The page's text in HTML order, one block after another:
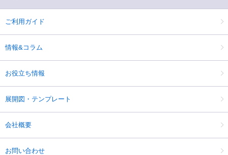
ご利用ガイド
情報&コラム
お役立ち情報
展開図・テンプレート
会社概要
お問い合わせ